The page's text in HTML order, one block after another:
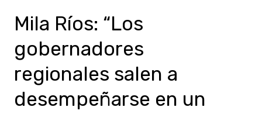
Mila Ríos: “Los
gobernadores
regionales salen a
desempeñarse en un